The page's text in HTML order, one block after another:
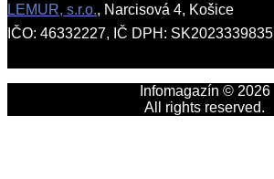
LEMUR, s.r.o., Narcisová 4, Košice
IČO: 46332227, IČ DPH: SK2023339835
Infomagazín © 2026
All rights reserved.